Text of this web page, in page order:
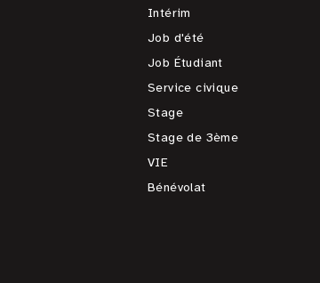
Intérim
Job d'été
Job Étudiant
Service civique
Stage
Stage de 3ème
VIE
Bénévolat